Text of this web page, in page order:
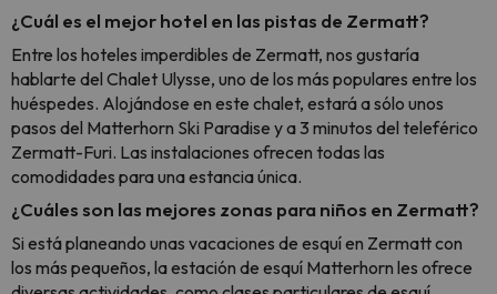
¿Cuál es el mejor hotel en las pistas de Zermatt?
Entre los hoteles imperdibles de Zermatt, nos gustaría
hablarte del Chalet Ulysse, uno de los más populares entre los
huéspedes. Alojándose en este chalet, estará a sólo unos
pasos del Matterhorn Ski Paradise y a 3 minutos del teleférico
Zermatt-Furi. Las instalaciones ofrecen todas las
comodidades para una estancia única.
¿Cuáles son las mejores zonas para niños en Zermatt?
Si está planeando unas vacaciones de esquí en Zermatt con
los más pequeños, la estación de esquí Matterhorn les ofrece